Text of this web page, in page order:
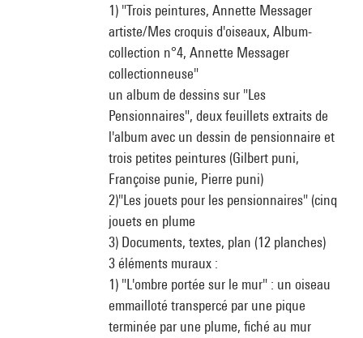
1) "Trois peintures, Annette Messager
artiste/Mes croquis d'oiseaux, Album-
collection n°4, Annette Messager
collectionneuse"
un album de dessins sur "Les
Pensionnaires", deux feuillets extraits de
l'album avec un dessin de pensionnaire et
trois petites peintures (Gilbert puni,
Françoise punie, Pierre puni)
2)"Les jouets pour les pensionnaires" (cinq
jouets en plume
3) Documents, textes, plan (12 planches)
3 éléments muraux :
1) "L'ombre portée sur le mur" : un oiseau
emmailloté transpercé par une pique
terminée par une plume, fiché au mur